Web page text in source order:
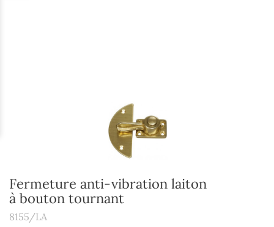
Fermeture anti-vibration laiton
à bouton tournant
8155/LA